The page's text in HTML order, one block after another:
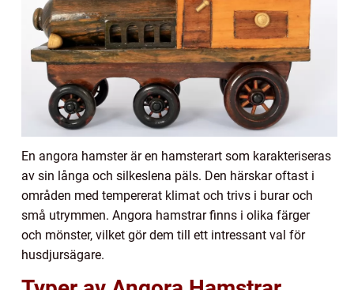
En angora hamster är en hamsterart som karakteriseras
av sin långa och silkeslena päls. Den härskar oftast i
områden med tempererat klimat och trivs i burar och
små utrymmen. Angora hamstrar finns i olika färger
och mönster, vilket gör dem till ett intressant val för
husdjursägare.